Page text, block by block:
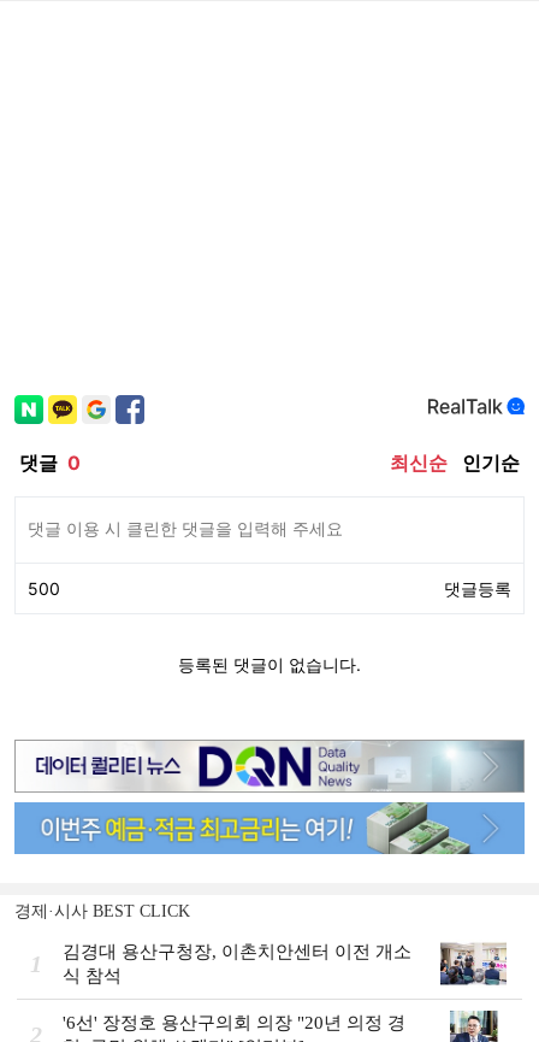
경제·시사 BEST CLICK
1
김경대 용산구청장, 이촌치안센터 이전 개소
식 참석
2
'6선' 장정호 용산구의회 의장 "20년 의정 경